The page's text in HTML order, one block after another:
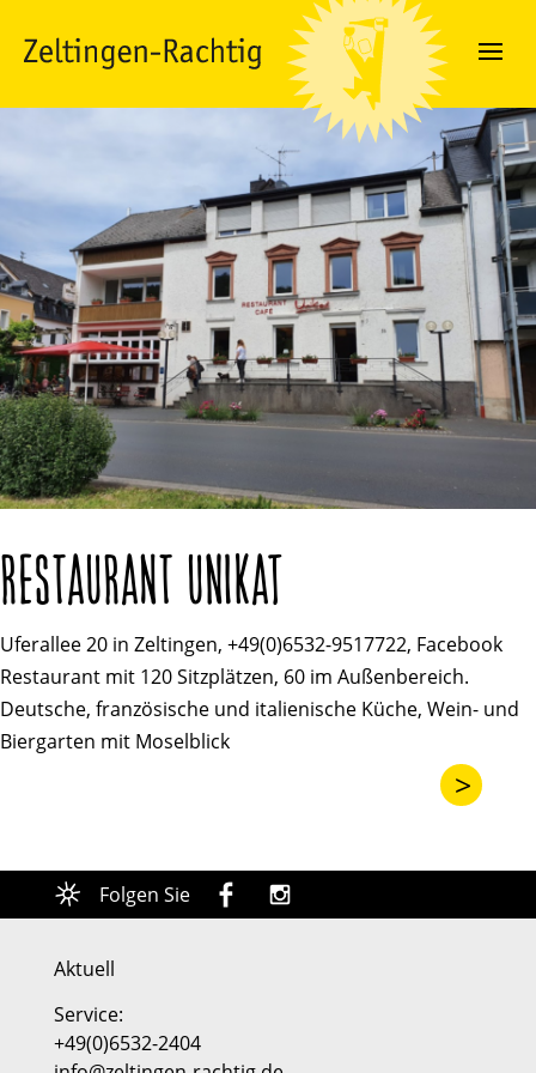
RESTAURANT UNIKAT
Uferallee 20 in Zeltingen, +49(0)6532-9517722, Facebook
Restaurant mit 120 Sitzplätzen, 60 im Außenbereich.
Deutsche, französische und italienische Küche, Wein- und
Biergarten mit Moselblick
>
Folgen Sie
Aktuell
Service:
+49(0)6532-2404